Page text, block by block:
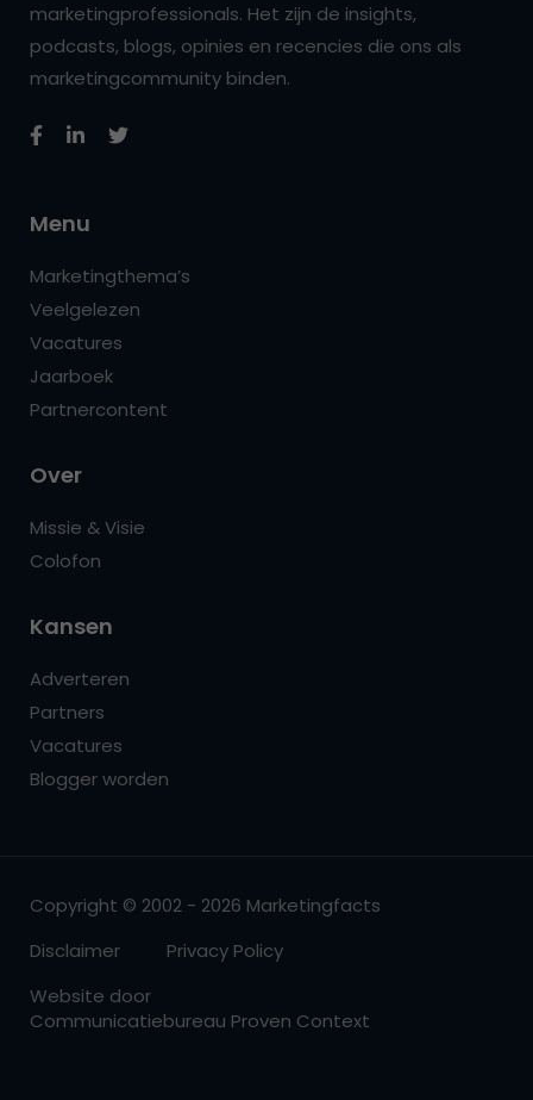
marketingprofessionals. Het zijn de insights,
podcasts, blogs, opinies en recencies die ons als
marketingcommunity binden.
Menu
Marketingthema’s
Veelgelezen
Vacatures
Jaarboek
Partnercontent
Over
Missie & Visie
Colofon
Kansen
Adverteren
Partners
Vacatures
Blogger worden
Copyright © 2002 - 2026 Marketingfacts
Disclaimer
Privacy Policy
Website door
Communicatiebureau Proven Context